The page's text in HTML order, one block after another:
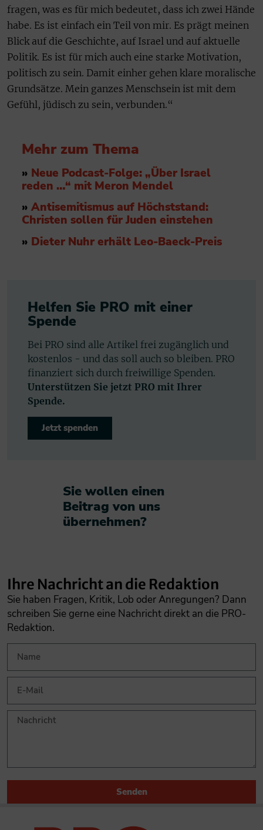
fragen, was es für mich bedeutet, dass ich zwei Hände
habe. Es ist einfach ein Teil von mir. Es prägt meinen
Blick auf die Geschichte, auf Israel und auf aktuelle
Politik. Es ist für mich auch eine starke Motivation,
politisch zu sein. Damit einher gehen klare moralische
Grundsätze. Mein ganzes Menschsein ist mit dem
Gefühl, jüdisch zu sein, verbunden.“
Mehr zum Thema
» Neue Podcast-Folge: „Über Israel
reden …“ mit Meron Mendel
» Antisemitismus auf Höchststand:
Christen sollen für Juden einstehen
» Dieter Nuhr erhält Leo-Baeck-Preis
Helfen Sie PRO mit einer
Spende
Bei PRO sind alle Artikel frei zugänglich und
kostenlos - und das soll auch so bleiben. PRO
finanziert sich durch freiwillige Spenden.
Unterstützen Sie jetzt PRO mit Ihrer
Spende.
Jetzt spenden
Sie wollen einen
Beitrag von uns
übernehmen?​
Ihre Nachricht an die Redaktion
Sie haben Fragen, Kritik, Lob oder Anregungen? Dann
schreiben Sie gerne eine Nachricht direkt an die PRO-
Redaktion.
Senden